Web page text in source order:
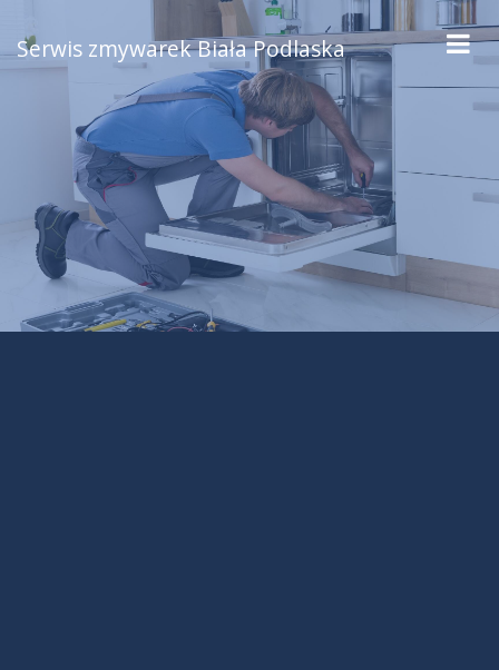
Serwis zmywarek Biała Podlaska